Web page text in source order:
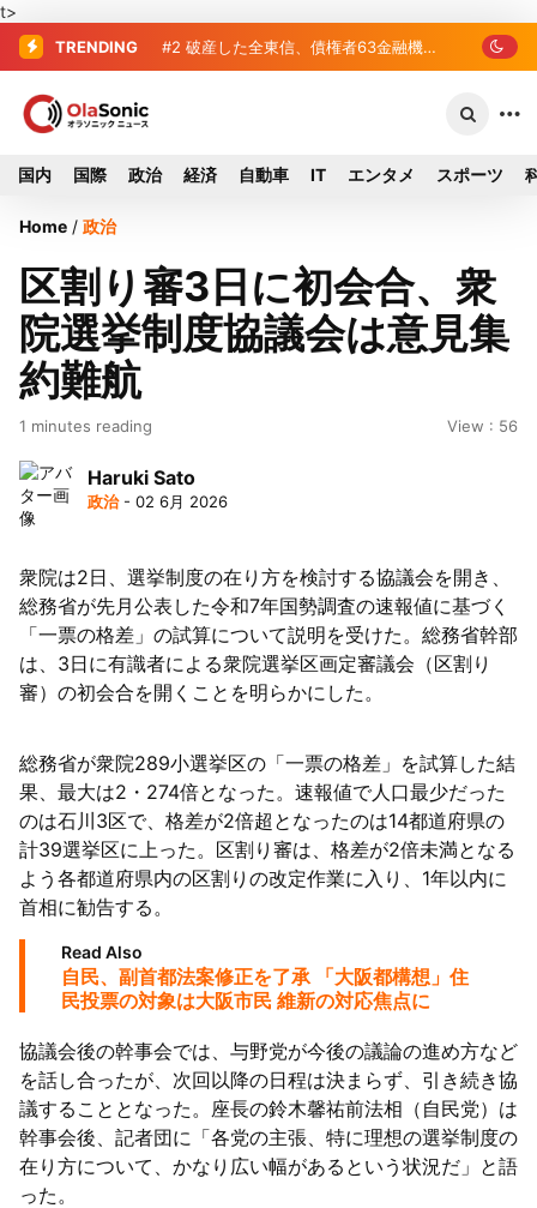
t>
TRENDING #2 破産した全東信、債権者63金融
#3 プロ野球2026年、勝ち組と負け組
国内 国際 政治 経済 自動車 IT エンタメ スポーツ
Home / 政治
区割り審3日に初会合、衆
院選挙制度協議会は意見集
約難航
1 minutes reading View : 56
Haruki Sato
政治- 02 6月 2026
衆院は2日、選挙制度の在り方を検討する協議会を開き、
総務省が先月公表した令和7年国勢調査の速報値に基づく
「一票の格差」の試算について説明を受けた。総務省幹部
は、3日に有識者による衆院選挙区画定審議会（区割り
審）の初会合を開くことを明らかにした。
総務省が衆院289小選挙区の「一票の格差」を試算した結
果、最大は2・274倍となった。速報値で人口最少だった
のは石川3区で、格差が2倍超となったのは14都道府県の
計39選挙区に上った。区割り審は、格差が2倍未満となる
よう各都道府県内の区割りの改定作業に入り、1年以内に
首相に勧告する。
Read Also
自民、副首都法案修正を了承 「大阪都構想」住
民投票の対象は大阪市民 維新の対応焦点に
協議会後の幹事会では、与野党が今後の議論の進め方など
を話し合ったが、次回以降の日程は決まらず、引き続き協
議することとなった。座長の鈴木馨祐前法相（自民党）は
幹事会後、記者団に「各党の主張、特に理想の選挙制度の
在り方について、かなり広い幅があるという状況だ」と語
った。